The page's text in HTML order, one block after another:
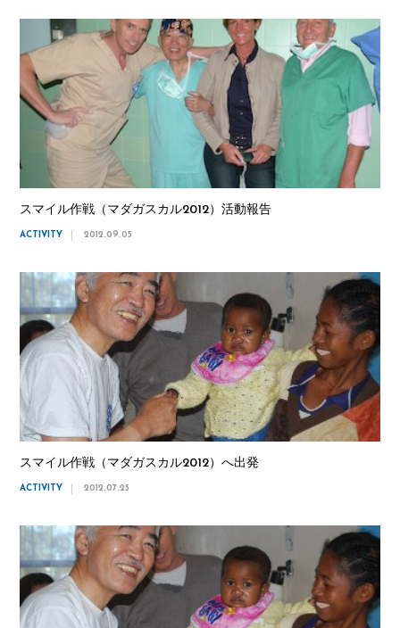
スマイル作戦（マダガスカル2012）活動報告
ACTIVITY 2012.09.05
スマイル作戦（マダガスカル2012）へ出発
ACTIVITY 2012.07.25